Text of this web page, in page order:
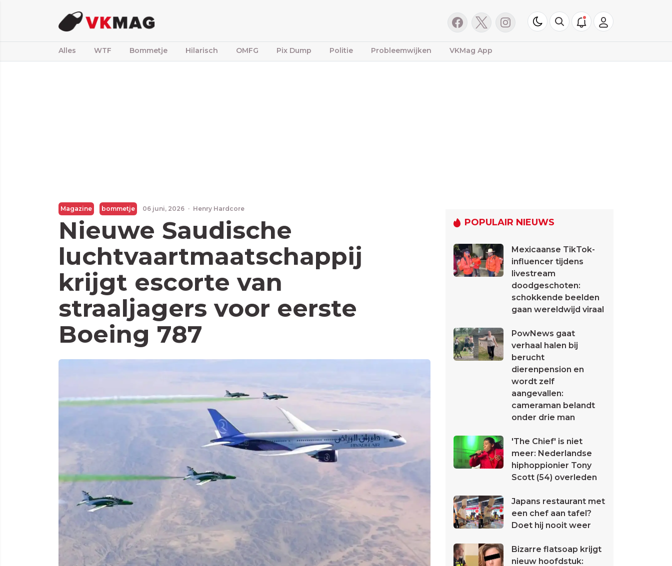
Alles WTF Bommetje Hilarisch OMFG Pix Dump Politie Probleemwijken VKMag App
Magazine bommetje 06 juni, 2026 · Henry Hardcore
Nieuwe Saudische
luchtvaartmaatschappij
krijgt escorte van
straaljagers voor eerste
Boeing 787
POPULAIR NIEUWS
Mexicaanse TikTok-
influencer tijdens
livestream
doodgeschoten:
schokkende beelden
gaan wereldwijd viraal
PowNews gaat
verhaal halen bij
berucht
dierenpension en
wordt zelf
aangevallen:
cameraman belandt
onder drie man
'The Chief' is niet
meer: Nederlandse
hiphoppionier Tony
Scott (54) overleden
Japans restaurant met
een chef aan tafel?
Doet hij nooit weer
Bizarre flatsoap krijgt
nieuw hoofdstuk: